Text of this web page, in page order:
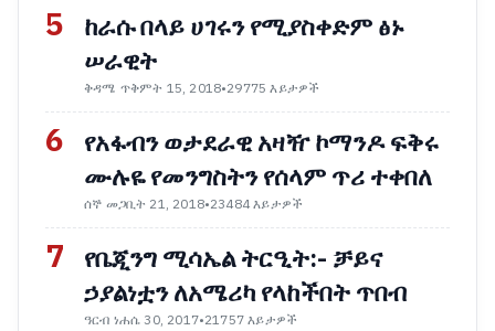
5
ከራሱ በላይ ሀገሩን የሚያስቀድም ፅኑ
ሠራዊት
ቅዳሜ ጥቅምት 15, 2018•29775 እይታዎች
6
የአፋብን ወታደራዊ አዛዥ ኮማንዶ ፍቅሩ
ሙሉዬ የመንግስትን የሰላም ጥሪ ተቀበለ
ሰኞ መጋቢት 21, 2018•23484 እይታዎች
7
የቤጂንግ ሚሳኤል ትርዒት:- ቻይና
ኃያልነቷን ለአሜሪካ የላከችበት ጥበብ
ዓርብ ነሐሴ 30, 2017•21757 እይታዎች